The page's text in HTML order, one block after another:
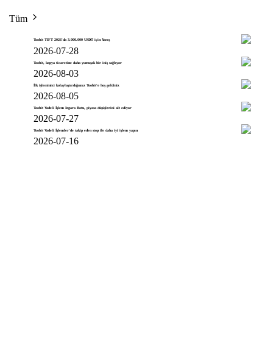
Tüm
Toobit TIFT 2026'da 3.000.000 USDT için Yarış
2026-07-28
Toobit, kopya ticaretine daha yumuşak bir iniş sağlıyor
2026-08-03
İlk işleminizi kolaylaştırdığımız Toobit'e hoş geldiniz
2026-08-05
Toobit Vadeli İşlem Izgara Botu, piyasa düşüşlerini alt ediyor
2026-07-27
Toobit Vadeli İşlemler'de takip eden stop ile daha iyi işlem yapın
2026-07-16